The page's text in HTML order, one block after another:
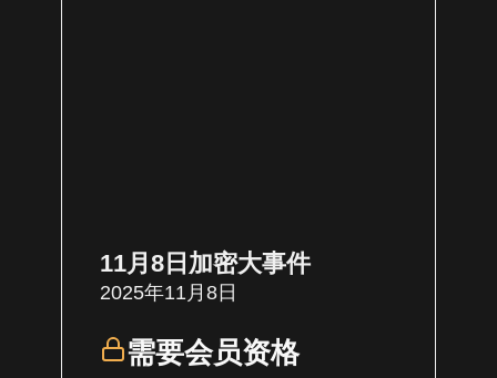
11月8日加密大事件
2025年11月8日
需要会员资格